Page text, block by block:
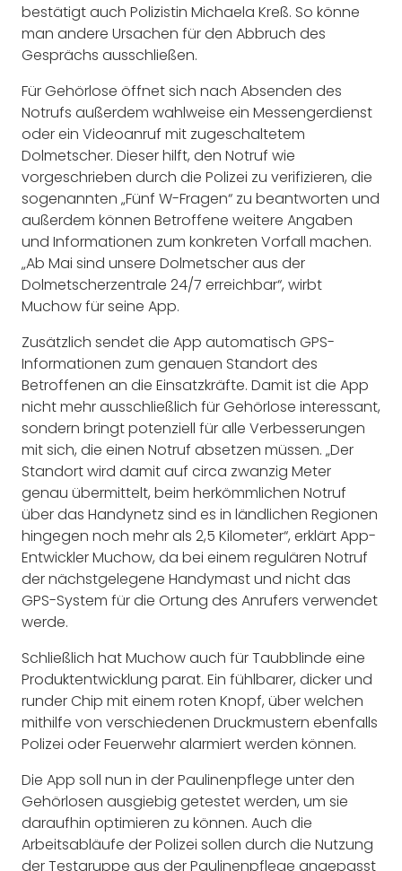
bestätigt auch Polizistin Michaela Kreß. So könne
man andere Ursachen für den Abbruch des
Gesprächs ausschließen.
Für Gehörlose öffnet sich nach Absenden des
Notrufs außerdem wahlweise ein Messengerdienst
oder ein Videoanruf mit zugeschaltetem
Dolmetscher. Dieser hilft, den Notruf wie
vorgeschrieben durch die Polizei zu verifizieren, die
sogenannten „Fünf W-Fragen“ zu beantworten und
außerdem können Betroffene weitere Angaben
und Informationen zum konkreten Vorfall machen.
„Ab Mai sind unsere Dolmetscher aus der
Dolmetscherzentrale 24/7 erreichbar“, wirbt
Muchow für seine App.
Zusätzlich sendet die App automatisch GPS-
Informationen zum genauen Standort des
Betroffenen an die Einsatzkräfte. Damit ist die App
nicht mehr ausschließlich für Gehörlose interessant,
sondern bringt potenziell für alle Verbesserungen
mit sich, die einen Notruf absetzen müssen. „Der
Standort wird damit auf circa zwanzig Meter
genau übermittelt, beim herkömmlichen Notruf
über das Handynetz sind es in ländlichen Regionen
hingegen noch mehr als 2,5 Kilometer“, erklärt App-
Entwickler Muchow, da bei einem regulären Notruf
der nächstgelegene Handymast und nicht das
GPS-System für die Ortung des Anrufers verwendet
werde.
Schließlich hat Muchow auch für Taubblinde eine
Produktentwicklung parat. Ein fühlbarer, dicker und
runder Chip mit einem roten Knopf, über welchen
mithilfe von verschiedenen Druckmustern ebenfalls
Polizei oder Feuerwehr alarmiert werden können.
Die App soll nun in der Paulinenpflege unter den
Gehörlosen ausgiebig getestet werden, um sie
daraufhin optimieren zu können. Auch die
Arbeitsabläufe der Polizei sollen durch die Nutzung
der Testgruppe aus der Paulinenpflege angepasst